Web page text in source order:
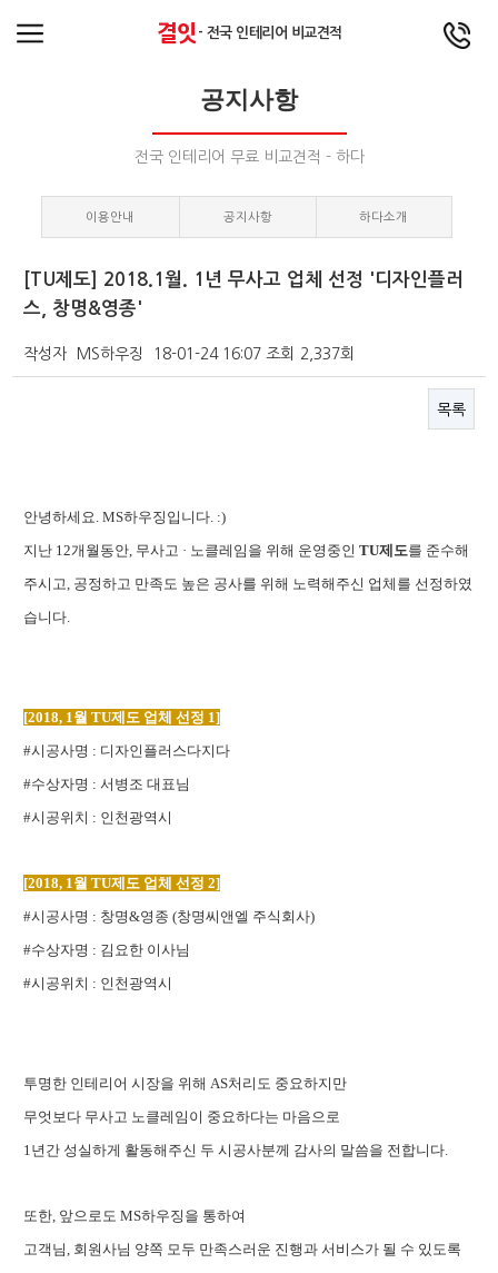
결잇 - 전국 인테리어 비교견적
공지사항
전국 인테리어 무료 비교견적 - 하다
이용안내 공지사항 하다소개
[TU제도] 2018.1월. 1년 무사고 업체 선정 '디자인플러
스, 창명&영종'
작성자 MS하우징 18-01-24 16:07 조회 2,337회
목록
안녕하세요. MS하우징입니다. :)
지난 12개월동안, 무사고 · 노클레임을 위해 운영중인TU제도를 준수해
주시고, 공정하고 만족도 높은 공사를 위해 노력해주신 업체를 선정하였
습니다.
[2018, 1월 TU제도 업체 선정 1]
#시공사명 : 디자인플러스다지다
#수상자명 : 서병조 대표님
#시공위치 : 인천광역시
[2018, 1월 TU제도 업체 선정 2]
#시공사명 : 창명&영종 (창명씨앤엘 주식회사)
#수상자명 : 김요한 이사님
#시공위치 : 인천광역시
투명한 인테리어 시장을 위해 AS처리도 중요하지만
무엇보다 무사고 노클레임이 중요하다는 마음으로
1년간 성실하게 활동해주신 두 시공사분께 감사의 말씀을 전합니다.
또한, 앞으로도MS하우징을 통하여
고객님, 회원사님 양쪽 모두 만족스러운 진행과 서비스가 될 수 있도록